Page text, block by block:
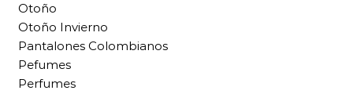
Otoño
Otoño Invierno
Pantalones Colombianos
Pefumes
Perfumes